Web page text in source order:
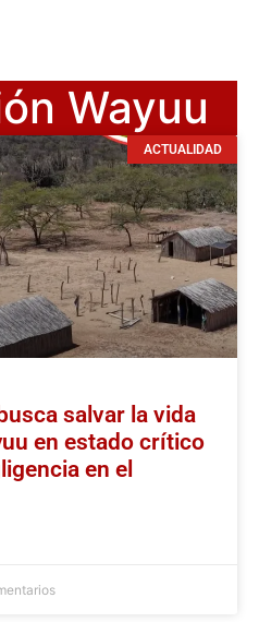
Wayuu
ACTUALIDAD
salvar la vida
en estado crítico
en el